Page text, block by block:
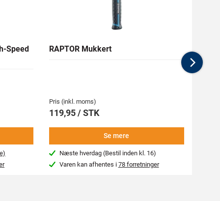
Speed
RAPTOR Mukkert
Pris (inkl. moms)
119,95 / STK
Se mere
Næste hverdag (Bestil inden kl. 16)
Varen kan afhentes i 78 forretninger